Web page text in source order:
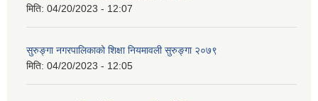
मिति: 04/20/2023 - 12:07
सुरुङ्गा नगरपालिकाको शिक्षा नियमावली सुरुङ्गा २०७९
मिति: 04/20/2023 - 12:05